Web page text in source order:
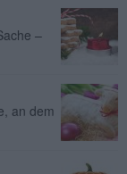
–
an dem